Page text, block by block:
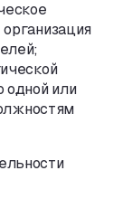
рганизация
одной или